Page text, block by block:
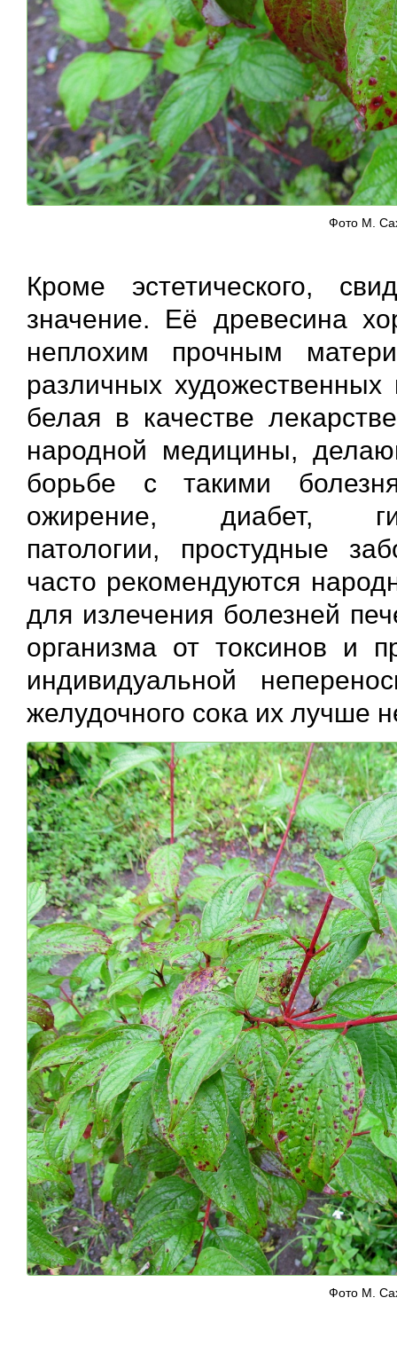
Фото М.
Кроме эстетического,
значение. Её древесина
неплохим прочным
различных
белая в качестве
народной медицины,
борьбе с такими
ожирение, диабет,
патологии, простудные
часто рекомендуются
для излечения болезней
организма от токсинов и
индивидуальной
желудочного сока их лучше
Фото М.